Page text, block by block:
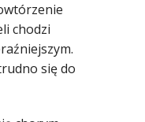
chodzi
się do